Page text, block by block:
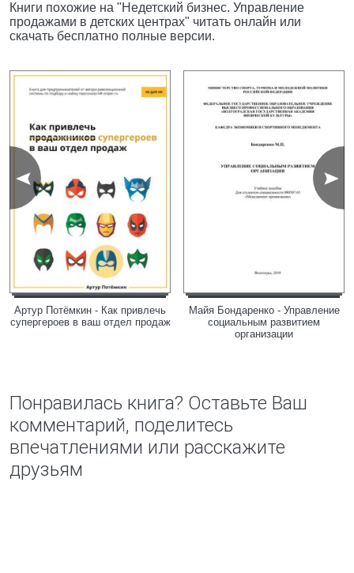
Книги похожие на "Недетский бизнес. Управление
продажами в детских центрах" читать онлайн или
скачать бесплатно полные версии.
Артур Потёмкин - Как привлечь
супергероев в ваш отдел продаж
Майя Бондаренко - Управление
социальным развитием
организации
Понравилась книга? Оставьте Ваш
комментарий, поделитесь
впечатлениями или расскажите
друзьям